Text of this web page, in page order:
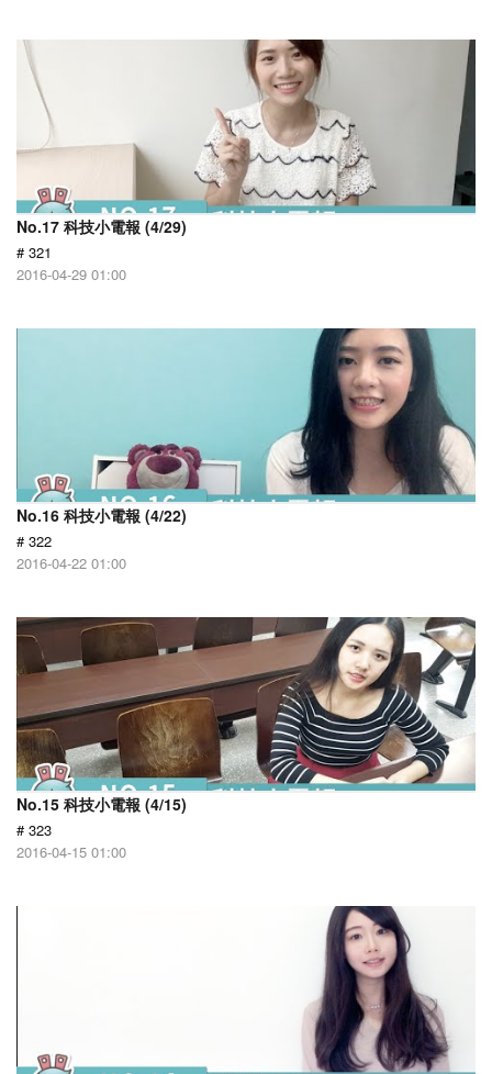
No.17 科技小電報 (4/29)
# 321
2016-04-29 01:00
No.16 科技小電報 (4/22)
# 322
2016-04-22 01:00
No.15 科技小電報 (4/15)
# 323
2016-04-15 01:00